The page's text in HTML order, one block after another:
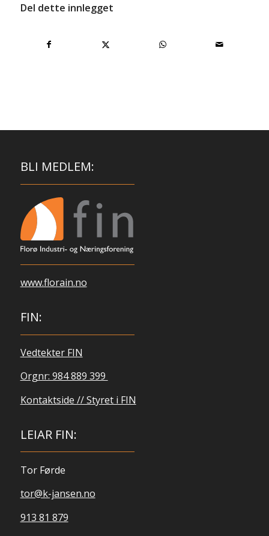
Del dette innlegget
BLI MEDLEM:
www.florain.no
FIN:
Vedtekter FIN
Orgnr: 984 889 399
Kontaktside // Styret i FIN
LEIAR FIN:
Tor Førde
tor@k-jansen.no
913 81 879